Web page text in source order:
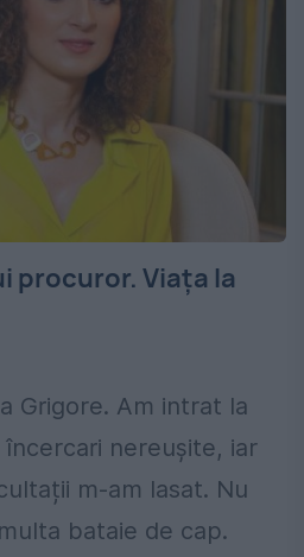
procuror. Viața la
Grigore. Am intrat la
nereușite, iar
m-am lasat. Nu
bataie de cap.